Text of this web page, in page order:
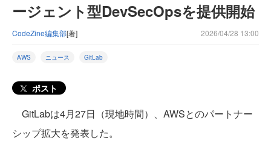
ージェント型DevSecOpsを提供開始
CodeZine編集部[著] 2026/04/28 13:00
AWS ニュース GitLab
ポスト
GitLabは4月27日（現地時間）、AWSとのパートナー
シップ拡大を発表した。